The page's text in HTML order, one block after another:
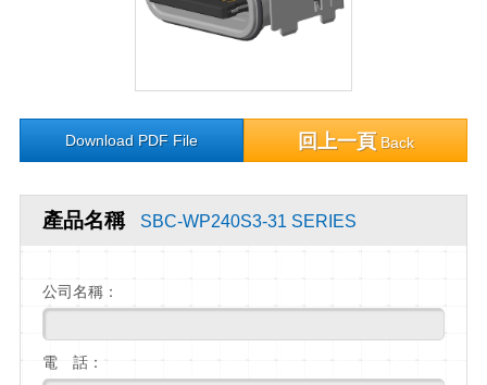
Download PDF File 回上一頁 Back
產品名稱 SBC-WP240S3-31 SERIES
公司名稱：
電 話：